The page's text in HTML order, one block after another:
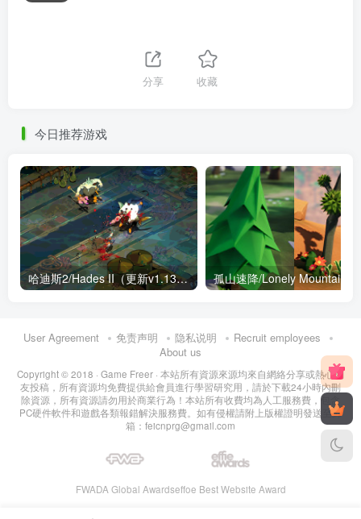
分享 收藏
今日推荐游戏
哈迪斯2/Hades II（更新v1.1313版+全DLC）
User Agreement 免责声明 隐私说明
Recruit employees
About us
Copyright © 2018 · Game Freer · 本站所有資源來源均來自網絡分享或熱心網
友投稿，所有資源均免費提供給會員進行學習研究用，請於下載24小時內刪
除資源，所有資源請勿用於商業行為！本站所有收費均為人工服務費，包含
PC硬件軟件和遊戲各類報錯解決服務費。如有侵權請附上版權證明發送至郵
箱：feicnprg@gmail.com
FWADA Global Awardseffoe Best Website Award